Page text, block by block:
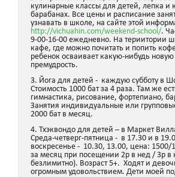
кулинарные классы для детей, лепка и
барабанах. Все цены и расписание
узнавать в школе, на сайте этой
http://vichuahin.com/weekend-school/.
9-00-16-00 ежедневно. На териитории
кафе, где можно почитать и попить
ребенок осваивает какую-нибудь новую
премудрость.
3. Йога для детей - каждую субботу в
Стоимость 1000 бат за 4 раза. Там же
гимнастика, рисование, фортепиано,
Занятия индивидуальные или
2000 бат в месяц.
4. Тхэквондо для детей – в Маркет
Среда-четверг-пятница - в 17.30 и в
воскресенье - 10.30, 13.00, цена: 1500/
за месяц при посещении 2р в нед / 3р в
безлимитно). Возраст 5+. Ходят и
огромным удовольствием. Дети моей